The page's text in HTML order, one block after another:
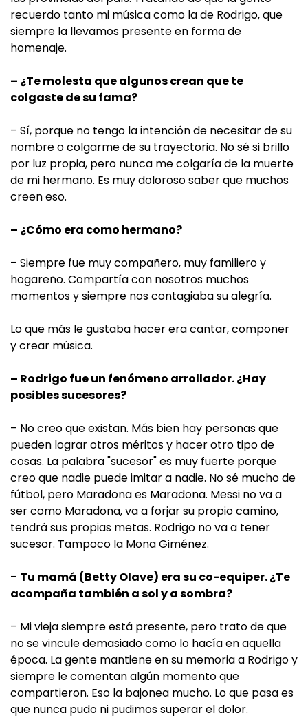
recuerdo tanto mi música como la de Rodrigo, que
siempre la llevamos presente en forma de
homenaje.
– ¿Te molesta que algunos crean que te
colgaste de su fama?
– Sí, porque no tengo la intención de necesitar de su
nombre o colgarme de su trayectoria. No sé si brillo
por luz propia, pero nunca me colgaría de la muerte
de mi hermano. Es muy doloroso saber que muchos
creen eso.
– ¿Cómo era como hermano?
– Siempre fue muy compañero, muy familiero y
hogareño. Compartía con nosotros muchos
momentos y siempre nos contagiaba su alegría.
Lo que más le gustaba hacer era cantar, componer
y crear música.
– Rodrigo fue un fenómeno arrollador. ¿Hay
posibles sucesores?
– No creo que existan. Más bien hay personas que
pueden lograr otros méritos y hacer otro tipo de
cosas. La palabra "sucesor" es muy fuerte porque
creo que nadie puede imitar a nadie. No sé mucho de
fútbol, pero Maradona es Maradona. Messi no va a
ser como Maradona, va a forjar su propio camino,
tendrá sus propias metas. Rodrigo no va a tener
sucesor. Tampoco la Mona Giménez.
– Tu mamá (Betty Olave) era su co-equiper. ¿Te
acompaña también a sol y a sombra?
– Mi vieja siempre está presente, pero trato de que
no se vincule demasiado como lo hacía en aquella
época. La gente mantiene en su memoria a Rodrigo y
siempre le comentan algún momento que
compartieron. Eso la bajonea mucho. Lo que pasa es
que nunca pudo ni pudimos superar el dolor.